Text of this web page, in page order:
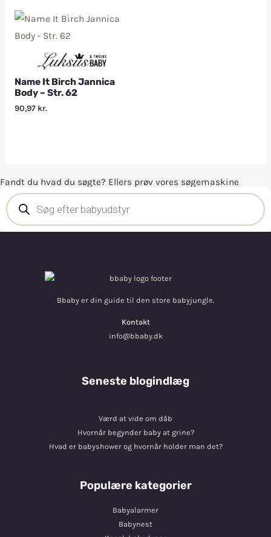
Name It Birch Jannica
Body – Str. 62
90,97 kr.
Fandt du hvad du søgte? Ellers prøv vores søgemaskine
Bbaby er din guide til den store babyjungle.
Kontakt
info@bbaby.dk
Seneste blogindlæg
Værd at vide om dåb
Hvornår begynder baby at grine?
Hvad er babyshower og hvornår holder man det?
Populære kategorier
Babyalarmer
Babynest